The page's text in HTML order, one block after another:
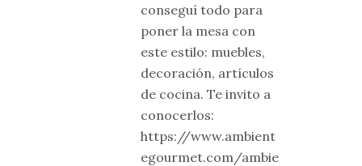
conseguí todo para
poner la mesa con
este estilo: muebles,
decoración, artículos
de cocina. Te invito a
conocerlos:
https://www.ambient
egourmet.com/ambie